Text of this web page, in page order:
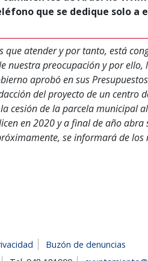
que se dedique solo a
atender y por tanto, está
nuestra preocupación y por ello,
aprobó en sus
del proyecto de un centro
cesión de la parcela municipal
en 2020 y a final de año abra
se informará de los
Buzón de denuncias